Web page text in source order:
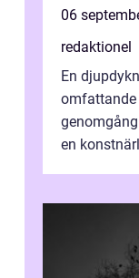
06
redaktionel
En
omfattande
en